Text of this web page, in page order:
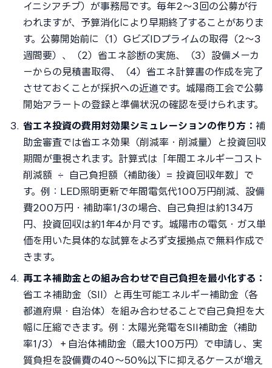
イニシアチブ）が事務局です。毎年2〜3回の公募が行
われますが、予算消化により早期終了することがありま
す。公募開始前に（1）GビズIDプライムの取得（2〜3
週間要）、（2）省エネ診断の実施、（3）設備メーカ
ーからの見積書取得、（4）省エネ計算書の作成を完了
させておくことが採択への近道です。城陽商工会で公募
開始アラートの登録と準備状況の確認を受けられます。
省エネ投資の費用対効果シミュレーションの作り方： 補
助金審査では省エネ効果（削減率・削減量）と投資回収
期間が重視されます。計算式は「年間エネルギーコスト
削減額 ÷ 自己負担額（補助後）= 投資回収年数」で
す。例：LED照明更新で年間電気代100万円削減、設備
費200万円・補助率1/3の場合、自己負担は約134万
円、投資回収は約1年4か月です。城陽市の電気・ガス単
価を用いた具体的な試算をよろず支援拠点で無料作成で
きます。
再エネ補助金との組み合わせで自己負担を最小化する：
省エネ補助金（SII）と再生可能エネルギー補助金（各
都道府県・自治体）を組み合わせることで自己負担を大
幅に圧縮できます。例：太陽光発電をSII補助金（補助
率1/3）＋自治体補助金（最大100万円）で申請し、実
質負担を設備費の40〜50%以下に抑えるケースが増え